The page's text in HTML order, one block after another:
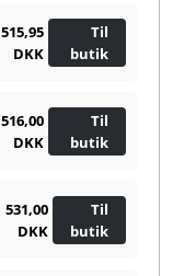
515,95
DKK
Til
butik
516,00
DKK
Til
butik
531,00
DKK
Til
butik